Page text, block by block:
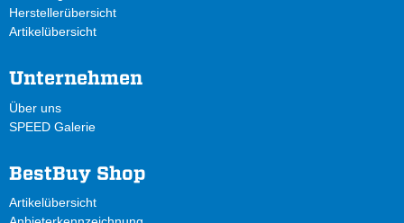
Herstellerübersicht
Artikelübersicht
Unternehmen
Über uns
SPEED Galerie
BestBuy Shop
Artikelübersicht